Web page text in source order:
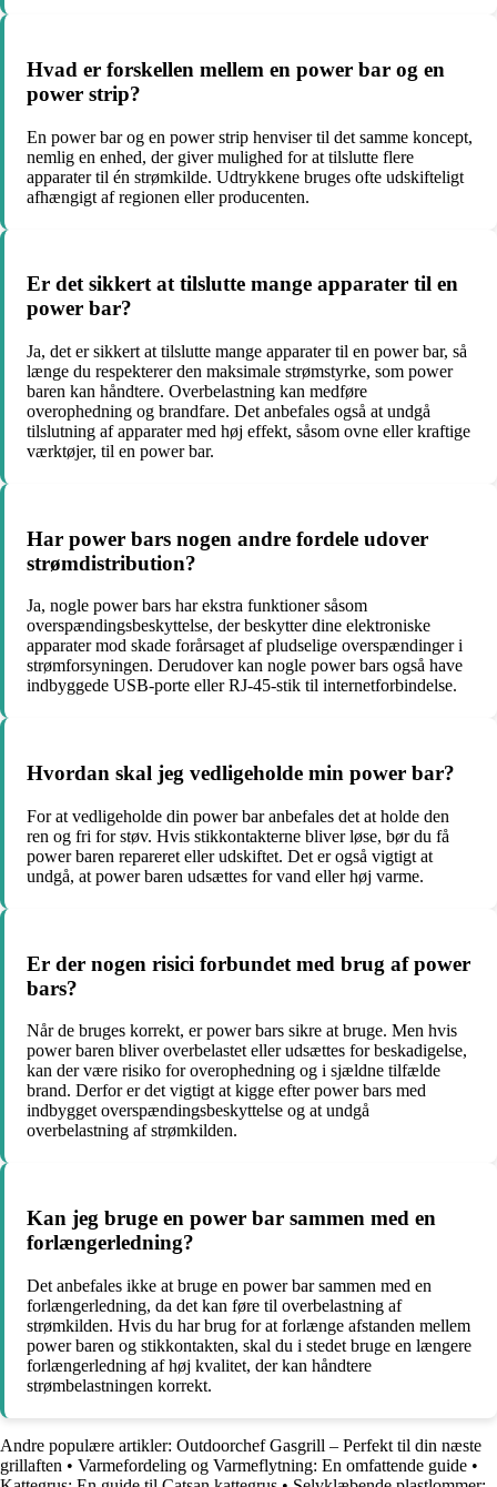
Hvad er forskellen mellem en power bar og en
power strip?
En power bar og en power strip henviser til det samme koncept,
nemlig en enhed, der giver mulighed for at tilslutte flere
apparater til én strømkilde. Udtrykkene bruges ofte udskifteligt
afhængigt af regionen eller producenten.
Er det sikkert at tilslutte mange apparater til en
power bar?
Ja, det er sikkert at tilslutte mange apparater til en power bar, så
længe du respekterer den maksimale strømstyrke, som power
baren kan håndtere. Overbelastning kan medføre
overophedning og brandfare. Det anbefales også at undgå
tilslutning af apparater med høj effekt, såsom ovne eller kraftige
værktøjer, til en power bar.
Har power bars nogen andre fordele udover
strømdistribution?
Ja, nogle power bars har ekstra funktioner såsom
overspændingsbeskyttelse, der beskytter dine elektroniske
apparater mod skade forårsaget af pludselige overspændinger i
strømforsyningen. Derudover kan nogle power bars også have
indbyggede USB-porte eller RJ-45-stik til internetforbindelse.
Hvordan skal jeg vedligeholde min power bar?
For at vedligeholde din power bar anbefales det at holde den
ren og fri for støv. Hvis stikkontakterne bliver løse, bør du få
power baren repareret eller udskiftet. Det er også vigtigt at
undgå, at power baren udsættes for vand eller høj varme.
Er der nogen risici forbundet med brug af power
bars?
Når de bruges korrekt, er power bars sikre at bruge. Men hvis
power baren bliver overbelastet eller udsættes for beskadigelse,
kan der være risiko for overophedning og i sjældne tilfælde
brand. Derfor er det vigtigt at kigge efter power bars med
indbygget overspændingsbeskyttelse og at undgå
overbelastning af strømkilden.
Kan jeg bruge en power bar sammen med en
forlængerledning?
Det anbefales ikke at bruge en power bar sammen med en
forlængerledning, da det kan føre til overbelastning af
strømkilden. Hvis du har brug for at forlænge afstanden mellem
power baren og stikkontakten, skal du i stedet bruge en længere
forlængerledning af høj kvalitet, der kan håndtere
strømbelastningen korrekt.
Andre populære artikler: Outdoorchef Gasgrill – Perfekt til din næste
grillaften • Varmefordeling og Varmeflytning: En omfattende guide •